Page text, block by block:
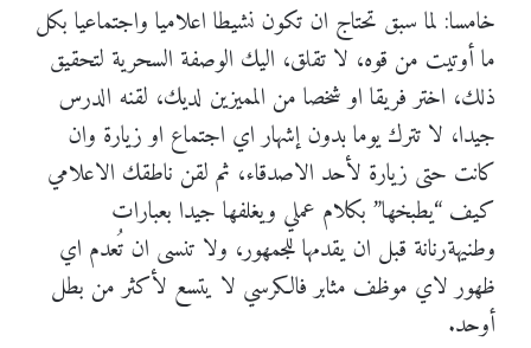
خامسا: لما سبق تحتاج ان تكون نشيطا اعلاميا واجتماعيا بكل
ما أوتيت من قوه، لا تقلق، اليك الوصفة السحرية لتحقيق
ذلك، اختر فريقا او شخصا من المميزين لديك، لقنه الدرس
جيدا، لا تترك يوما بدون إشهار اي اجتماع او زيارة وان
كانت حتى زيارة لأحد الاصدقاء، ثم لقن ناطقك الاعلامي
كيف “يطبخها” بكلام عملي ويغلفها جيدا بعبارات
وطنيهةرنانة قبل ان يقدمها للجمهور، ولا تنسى ان تُعدم اي
ظهور لاي موظف مثابر فالكرسي لا يتسع لأكثر من بطل
أوحد.